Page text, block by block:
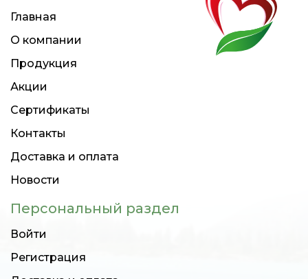
Главная
О компании
Продукция
Акции
Сертификаты
Контакты
Доставка и оплата
Новости
Персональный раздел
Войти
Регистрация